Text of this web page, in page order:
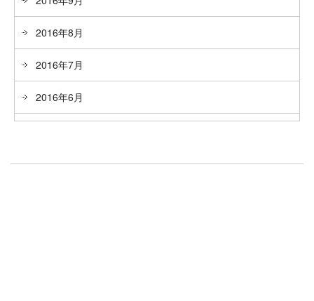
2016年8月
2016年7月
2016年6月